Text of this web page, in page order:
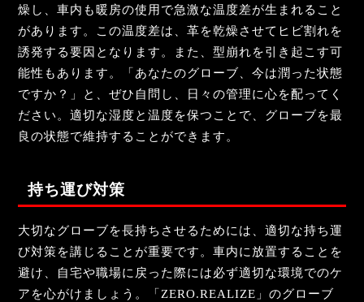
燥し、車内も暖房の使用で急激な温度差が生まれること
があります。この温度差は、革を乾燥させてヒビ割れを
誘発する要因となります。また、型崩れを引き起こす可
能性もあります。「あなたのグローブ、今は潤った状態
ですか？」と、ぜひ自問し、日々の管理に心を配ってく
ださい。適切な湿度と温度を保つことで、グローブを最
良の状態で維持することができます。
持ち運び対策
大切なグローブを長持ちさせるためには、適切な持ち運
び対策を講じることが重要です。車内に放置することを
避け、自宅や職場に戻った際には必ず適切な環境でのケ
アを心がけましょう。「ZERO.REALIZE」のグローブ